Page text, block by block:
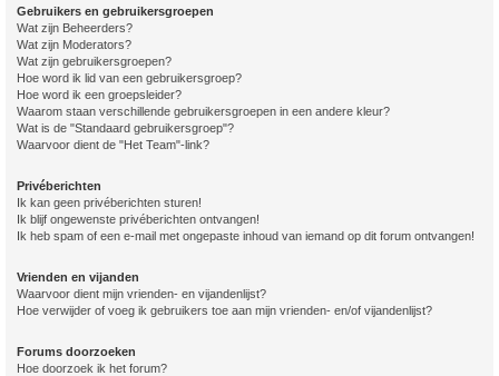
Gebruikers en gebruikersgroepen
Wat zijn Beheerders?
Wat zijn Moderators?
Wat zijn gebruikersgroepen?
Hoe word ik lid van een gebruikersgroep?
Hoe word ik een groepsleider?
Waarom staan verschillende gebruikersgroepen in een andere kleur?
Wat is de "Standaard gebruikersgroep"?
Waarvoor dient de "Het Team"-link?
Privéberichten
Ik kan geen privéberichten sturen!
Ik blijf ongewenste privéberichten ontvangen!
Ik heb spam of een e-mail met ongepaste inhoud van iemand op dit forum ontvangen!
Vrienden en vijanden
Waarvoor dient mijn vrienden- en vijandenlijst?
Hoe verwijder of voeg ik gebruikers toe aan mijn vrienden- en/of vijandenlijst?
Forums doorzoeken
Hoe doorzoek ik het forum?